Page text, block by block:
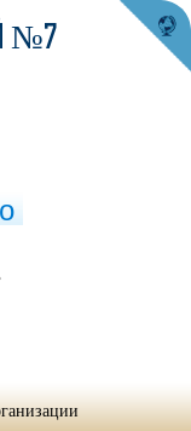
(устная
«Говорение» в
№7